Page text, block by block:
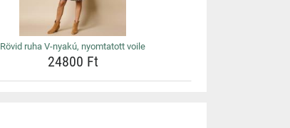
Rövid ruha V-nyakú, nyomtatott voile
24800 Ft